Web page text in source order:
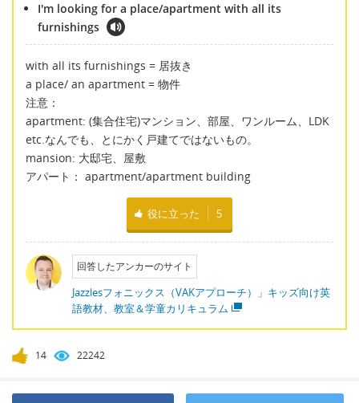
I'm looking for a place/apartment with all its
furnishings
with all its furnishings = 居抜き
a place/ an apartment = 物件
注意：
apartment: (集合住宅)マンション、部屋、ワンルーム、LDK
etc.なんでも、とにかく戸建てではないもの。
mansion: 大邸宅、屋敷
アパート： apartment/apartment building
役に立った 5
回答したアンカーのサイト
Jazzlesフォニックス（VAKアプローチ）」キッズ向け英
語教材、教室＆学童カリキュラム
14 22242